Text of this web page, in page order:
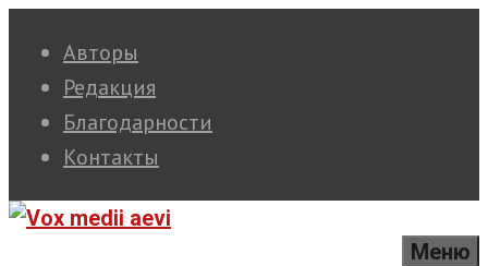
содержимому
Авторы
Редакция
Благодарности
Контакты
Меню